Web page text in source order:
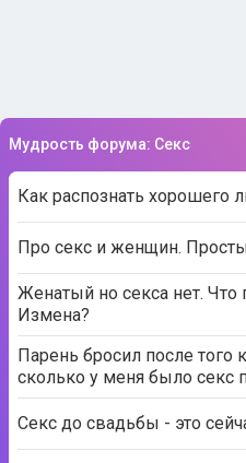
Мудрость форума: Секс
Как распознать хорошего
Про секс и женщин.
Женатый но секса нет. Что
Измена?
Парень бросил после того
сколько у меня было секс
Секс до свадьбы - это